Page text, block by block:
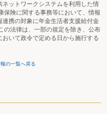
ットワークシステムを利用した情
険に関する事務等において、情報
携の対象に年金生活者支援給付金
法律は、一部の規定を除き、公布
いて政令で定める日から施行する
の一覧へ戻る